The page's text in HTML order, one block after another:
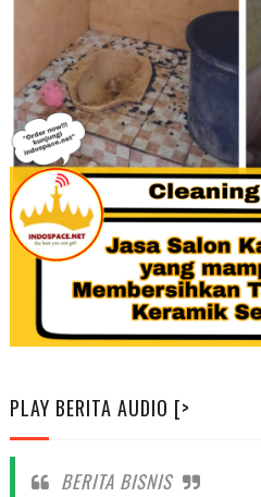
PLAY BERITA AUDIO [>
BERITA BISNIS